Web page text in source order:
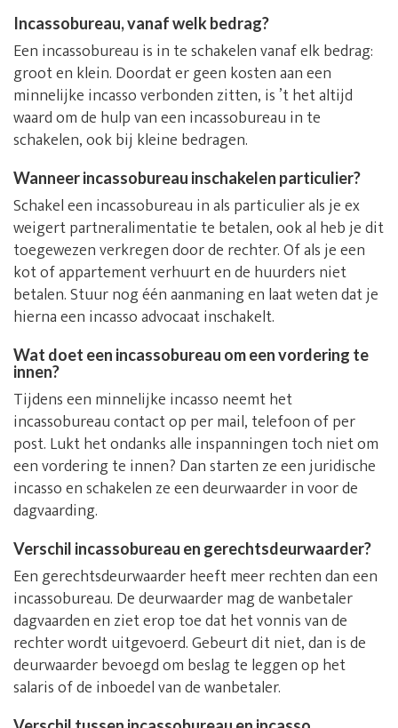
Incassobureau, vanaf welk bedrag?
Een incassobureau is in te schakelen vanaf elk bedrag:
groot en klein. Doordat er geen kosten aan een
minnelijke incasso verbonden zitten, is ’t het altijd
waard om de hulp van een incassobureau in te
schakelen, ook bij kleine bedragen.
Wanneer incassobureau inschakelen particulier?
Schakel een incassobureau in als particulier als je ex
weigert partneralimentatie te betalen, ook al heb je dit
toegewezen verkregen door de rechter. Of als je een
kot of appartement verhuurt en de huurders niet
betalen. Stuur nog één aanmaning en laat weten dat je
hierna een incasso advocaat inschakelt.
Wat doet een incassobureau om een vordering te
innen?
Tijdens een minnelijke incasso neemt het
incassobureau contact op per mail, telefoon of per
post. Lukt het ondanks alle inspanningen toch niet om
een vordering te innen? Dan starten ze een juridische
incasso en schakelen ze een deurwaarder in voor de
dagvaarding.
Verschil incassobureau en gerechtsdeurwaarder?
Een gerechtsdeurwaarder heeft meer rechten dan een
incassobureau. De deurwaarder mag de wanbetaler
dagvaarden en ziet erop toe dat het vonnis van de
rechter wordt uitgevoerd. Gebeurt dit niet, dan is de
deurwaarder bevoegd om beslag te leggen op het
salaris of de inboedel van de wanbetaler.